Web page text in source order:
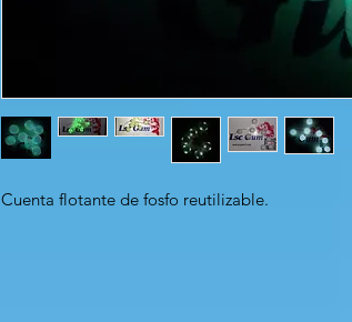
Cuenta flotante de fosfo reutilizable.